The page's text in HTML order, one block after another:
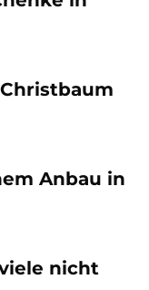
Anbau in
nicht